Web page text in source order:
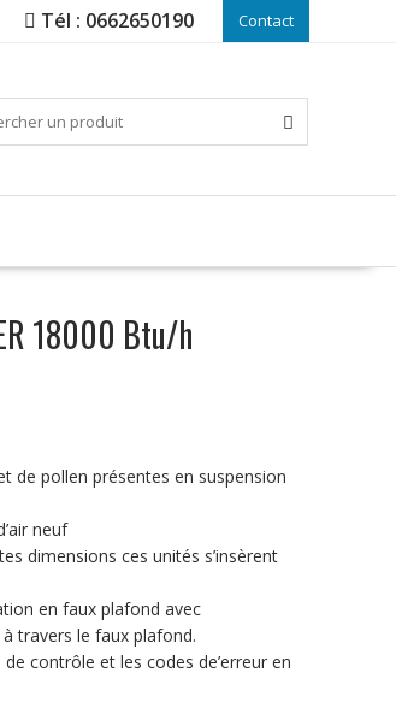
Tél : 0662650190 Contact
18000 Btu/h
de pollen présentes en suspension
neuf
dimensions ces unités s’insèrent
en faux plafond avec
travers le faux plafond.
contrôle et les codes de’erreur en